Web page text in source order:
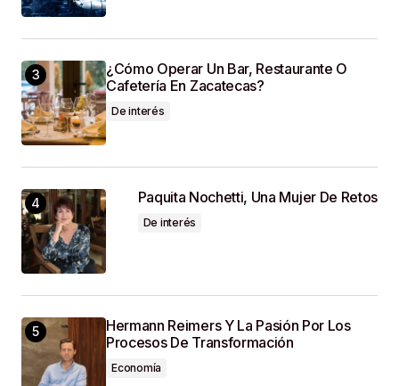
¿Cómo Operar Un Bar, Restaurante O
Cafetería En Zacatecas?
De interés
Paquita Nochetti, Una Mujer De Retos
De interés
Hermann Reimers Y La Pasión Por Los
Procesos De Transformación
Economía